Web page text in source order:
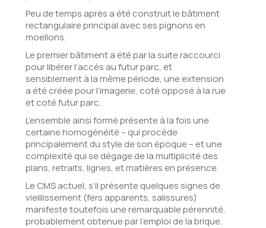
Peu de temps après a été construit le bâtiment
rectangulaire principal avec ses pignons en
moellons.
Le premier bâtiment a été par la suite raccourci
pour libérer l’accès au futur parc, et
sensiblement à la même période, une extension
a été créée pour l’imagerie, coté opposé à la rue
et coté futur parc.
L’ensemble ainsi formé présente à la fois une
certaine homogénéité – qui procède
principalement du style de son époque – et une
complexité qui se dégage de la multiplicité des
plans, retraits, lignes, et matières en présence.
Le CMS actuel, s’il présente quelques signes de
vieillissement (fers apparents, salissures)
manifeste toutefois une remarquable pérennité,
probablement obtenue par l’emploi de la brique.